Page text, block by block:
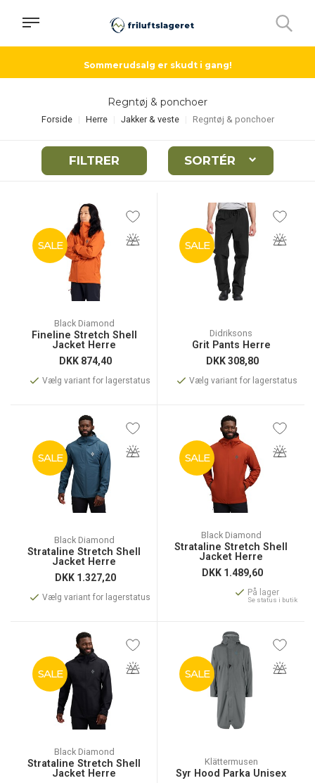
Sommerudsalg er skudt i gang!
Regntøj & ponchoer
Forside Herre Jakker & veste Regntøj & ponchoer
FILTRER SORTÉR
SALE
Black Diamond
Fineline Stretch Shell
Jacket Herre
DKK 874,40
Vælg variant for lagerstatus
SALE
Didriksons
Grit Pants Herre
DKK308,80
Vælg variant for lagerstatus
SALE
Black Diamond
Strataline Stretch Shell
Jacket Herre
DKK 1.327,20
Vælg variant for lagerstatus
SALE
Black Diamond
Strataline Stretch Shell
Jacket Herre
DKK 1.489,60
På lager
Se status i butik
SALE
Black Diamond
Strataline Stretch Shell
Jacket Herre
SALE
Klättermusen
Syr Hood Parka Unisex